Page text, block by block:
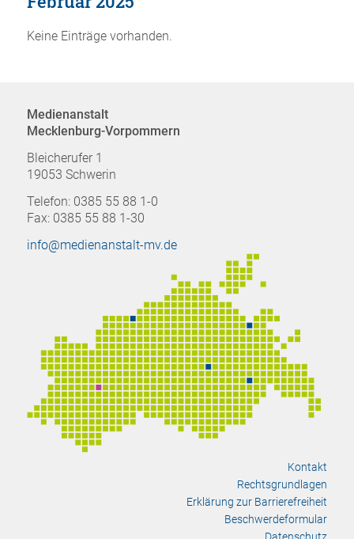
Keine Einträge vorhanden.
Medienanstalt
Mecklenburg-Vorpommern
Bleicherufer 1
19053 Schwerin
Telefon: 0385 55 88 1-0
Fax: 0385 55 88 1-30
info@medienanstalt-mv.de
Kontakt
Rechtsgrundlagen
Erklärung zur Barrierefreiheit
Beschwerdeformular
Datenschutz